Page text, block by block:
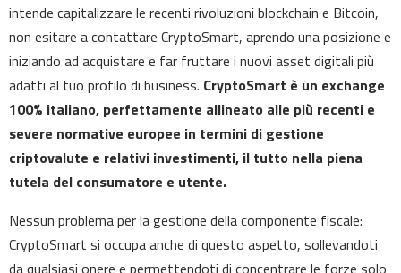
intende capitalizzare le recenti rivoluzioni blockchain e Bitcoin,
non esitare a contattare CryptoSmart, aprendo una posizione e
iniziando ad acquistare e far fruttare i nuovi asset digitali più
adatti al tuo profilo di business. CryptoSmart è un exchange
100% italiano, perfettamente allineato alle più recenti e
severe normative europee in termini di gestione
criptovalute e relativi investimenti, il tutto nella piena
tutela del consumatore e utente.
Nessun problema per la gestione della componente fiscale:
CryptoSmart si occupa anche di questo aspetto, sollevandoti
da qualsiasi onere e permettendoti di concentrare le forze solo